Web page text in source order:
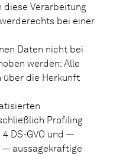
diese Verarbeitung
bei einer
Daten nicht bei
werden: Alle
über die Herkunft
Profiling
DS-GVO und —
— aussagekräftige